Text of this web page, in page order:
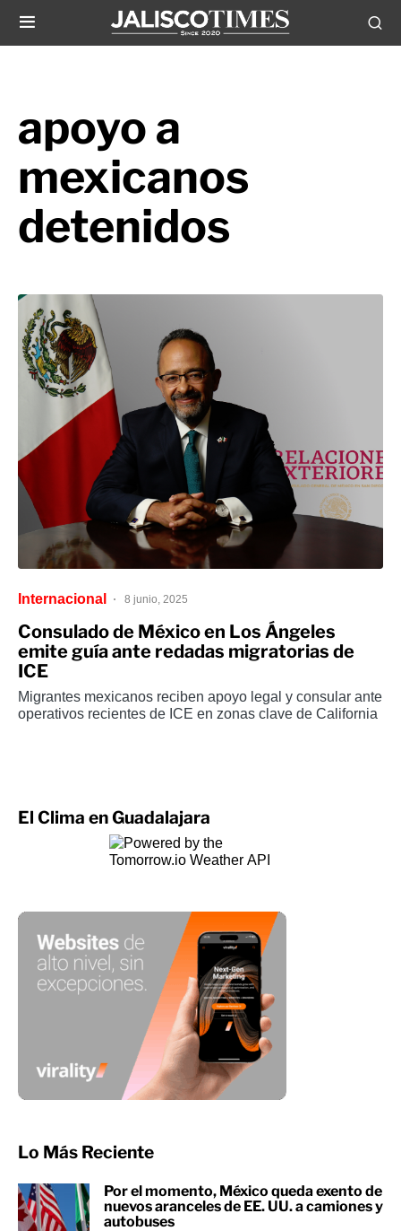
apoyo a
mexicanos
detenidos
Internacional 8 junio, 2025
Consulado de México en Los Ángeles
emite guía ante redadas migratorias de
ICE
Migrantes mexicanos reciben apoyo legal y consular ante
operativos recientes de ICE en zonas clave de California
El Clima en Guadalajara
Lo Más Reciente
Por el momento, México queda exento de
nuevos aranceles de EE. UU. a camiones y
autobuses